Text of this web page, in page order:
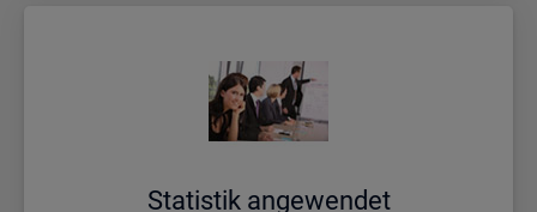
Sta­tis­tik an­ge­wen­det